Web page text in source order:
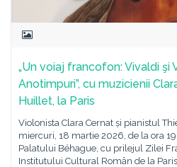
„Un voiaj francofon: Vivaldi şi
Anotimpuri”, cu muzicienii
Huillet, la Paris
Violonista Clara Cernat și pianistul
miercuri, 18 martie 2026, de la ora
Palatului Béhague, cu prilejul Zilei
Institutului Cultural Român de la